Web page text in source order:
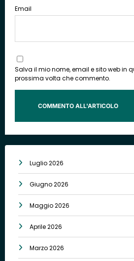
Email
Salva il mio nome, email e sito web in
prossima volta che commento.
Luglio 2026
Giugno 2026
Maggio 2026
Aprile 2026
Marzo 2026